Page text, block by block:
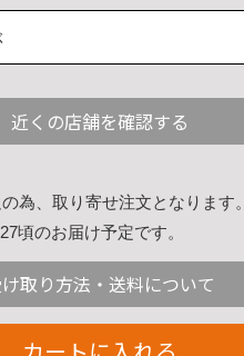
近くの店舗を確認する
為、取り寄せ注文となります。
頃のお届け予定です。
取り方法・送料について